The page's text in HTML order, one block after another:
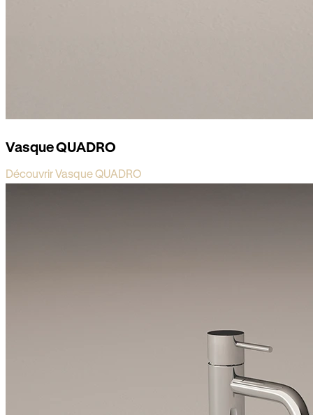
Vasque QUADRO
Découvrir Vasque QUADRO